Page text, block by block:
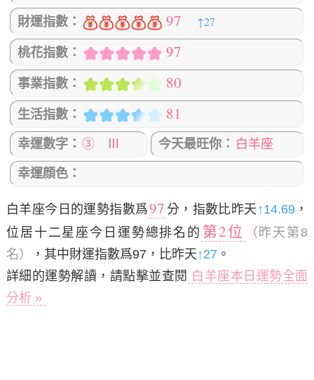
財運指數： 97 ↑27
桃花指數： 97
事業指數： 80
生活指數： 81
幸運數字： ③ Ⅲ 今天最旺你： 白羊座
幸運顔色：
白羊座今日的運勢指數爲97 分，指數比昨天 ↑14.69，
位居十二星座今日運勢總排名的 第2位
（昨天第8
名）
，其中財運指數爲97，比昨天↑27 。
詳細的運勢解讀，請點擊並查閱 白羊座本日運勢全面
分析 »